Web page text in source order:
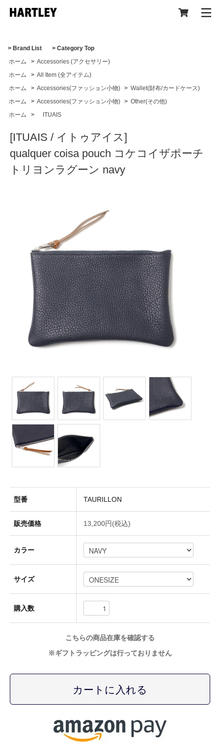
> Brand List
> Category Top
ホーム
> Accessories (アクセサリー)
ホーム
> All Item (全アイテム)
ホーム
> Accessories(ファッション小物) > Wallet(財布/カードケース)
ホーム
> Accessories(ファッション小物) > Other(その他)
ホーム
> ITUAIS
[ITUAIS / イトゥアイス]
qualquer coisa pouch コケコイザポーチ
トリヨンラグーン navy
型番 TAURILLON
販売価格 13,200円(税込)
カラー
サイズ
購入数
こちらの商品在庫を確認する
※ギフトラッピングは行っておりません
CATEGORY
Tops(トップス)
Headwear(キャップ,ハット等)
Footwear(シューズ,ブーツ,サンダル等)
Bag(バッグ)
Accessories(ファッション小物)
Watches(腕時計)
Underwear(下着)
Sale
Used
↓Brand List↓